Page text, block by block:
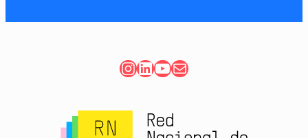
Instagram
LinkedIn
YouTube
Correo electrónico